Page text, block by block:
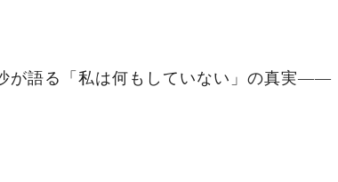
が語る「私は何もしていない」の真実——